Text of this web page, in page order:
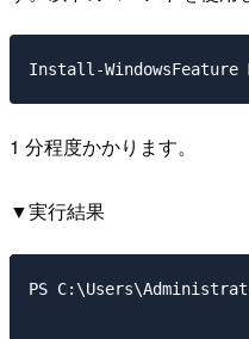
1 分程度かかります。
▼実行結果
PS